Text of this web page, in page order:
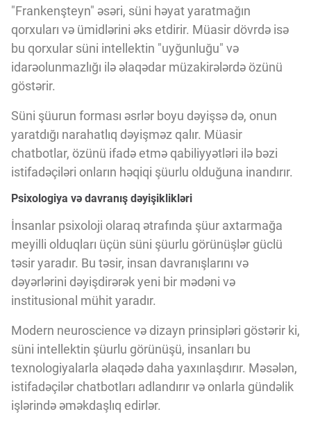
"Frankenşteyn" əsəri, süni həyat yaratmağın
qorxuları və ümidlərini əks etdirir. Müasir dövrdə isə
bu qorxular süni intellektin "uyğunluğu" və
idarəolunmazlığı ilə əlaqədar müzakirələrdə özünü
göstərir.
Süni şüurun forması əsrlər boyu dəyişsə də, onun
yaratdığı narahatlıq dəyişməz qalır. Müasir
chatbotlar, özünü ifadə etmə qabiliyyətləri ilə bəzi
istifadəçiləri onların həqiqi şüurlu olduğuna inandırır.
Psixologiya və davranış dəyişiklikləri
İnsanlar psixoloji olaraq ətrafında şüur axtarmağa
meyilli olduqları üçün süni şüurlu görünüşlər güclü
təsir yaradır. Bu təsir, insan davranışlarını və
dəyərlərini dəyişdirərək yeni bir mədəni və
institusional mühit yaradır.
Modern neuroscience və dizayn prinsipləri göstərir ki,
süni intellektin şüurlu görünüşü, insanları bu
texnologiyalarla əlaqədə daha yaxınlaşdırır. Məsələn,
istifadəçilər chatbotları adlandırır və onlarla gündəlik
işlərində əməkdaşlıq edirlər.